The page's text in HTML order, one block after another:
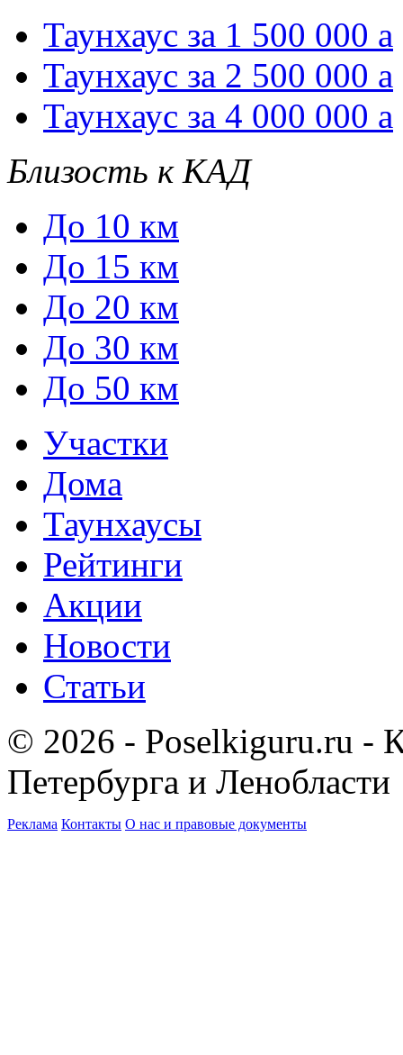
Таунхаус за 1 500 000 a
Таунхаус за 2 500 000 a
Таунхаус за 4 000 000 a
Близость к КАД
До 10 км
До 15 км
До 20 км
До 30 км
До 50 км
Участки
Дома
Таунхаусы
Рейтинги
Акции
Новости
Статьи
© 2026 - Poselkiguru.ru -
Петербурга и Ленобласти
Реклама Контакты О нас и правовые документы